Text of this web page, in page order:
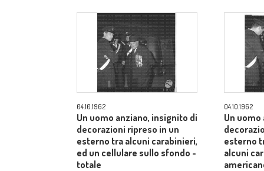
04.10.1962
Un uomo anziano, insignito di
decorazioni ripreso in un
esterno tra alcuni carabinieri,
ed un cellulare sullo sfondo -
totale
04.10.1962
Un
esterno
alcuni